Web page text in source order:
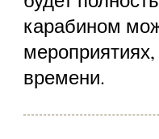
карабином
времени.